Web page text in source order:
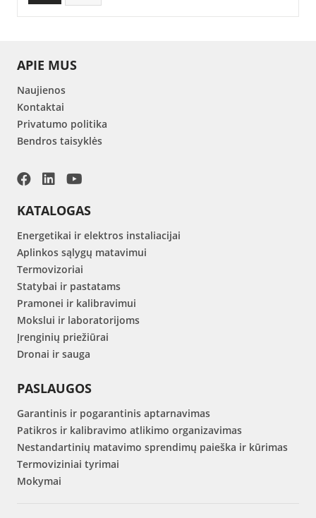
APIE MUS
Naujienos
Kontaktai
Privatumo politika
Bendros taisyklės
KATALOGAS
Energetikai ir elektros instaliacijai
Aplinkos sąlygų matavimui
Termovizoriai
Statybai ir pastatams
Pramonei ir kalibravimui
Mokslui ir laboratorijoms
Įrenginių priežiūrai
Dronai ir sauga
PASLAUGOS
Garantinis ir pogarantinis aptarnavimas
Patikros ir kalibravimo atlikimo organizavimas
Nestandartinių matavimo sprendimų paieška ir kūrimas
Termoviziniai tyrimai
Mokymai